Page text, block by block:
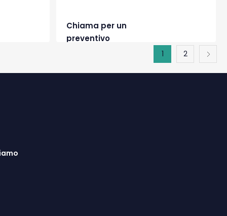
Chiama per un
preventivo
1 2